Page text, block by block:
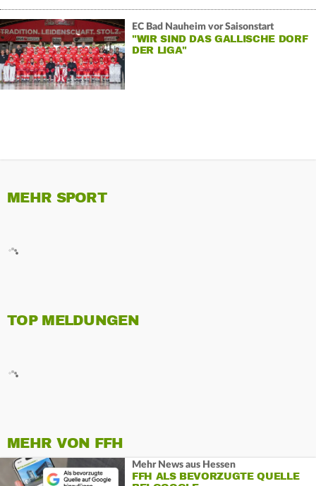
EC Bad Nauheim vor Saisonstart
"WIR SIND DAS GALLISCHE DORF
DER LIGA"
MEHR SPORT
TOP MELDUNGEN
MEHR VON FFH
Mehr News aus Hessen
FFH ALS BEVORZUGTE QUELLE